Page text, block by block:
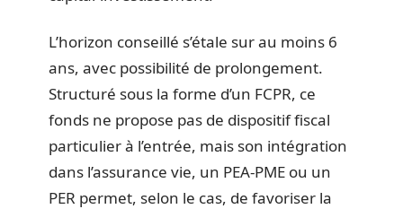
L’horizon conseillé s’étale sur au moins 6
ans, avec possibilité de prolongement.
Structuré sous la forme d’un FCPR, ce
fonds ne propose pas de dispositif fiscal
particulier à l’entrée, mais son intégration
dans l’assurance vie, un PEA-PME ou un
PER permet, selon le cas, de favoriser la